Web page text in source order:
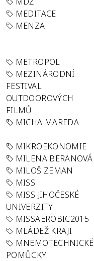
MEDITACE
MENZA
METROPOL
MEZINÁRODNÍ
FESTIVAL
OUTDOOROVÝCH
FILMŮ
MICHA MAREDA
MIKROEKONOMIE
MILENA BERANOVÁ
MILOŠ ZEMAN
MISS
MISS JIHOČESKÉ
UNIVERZITY
MISSAEROBIC2015
MLÁDEŽ KRAJI
MNEMOTECHNICKÉ
POMŮCKY